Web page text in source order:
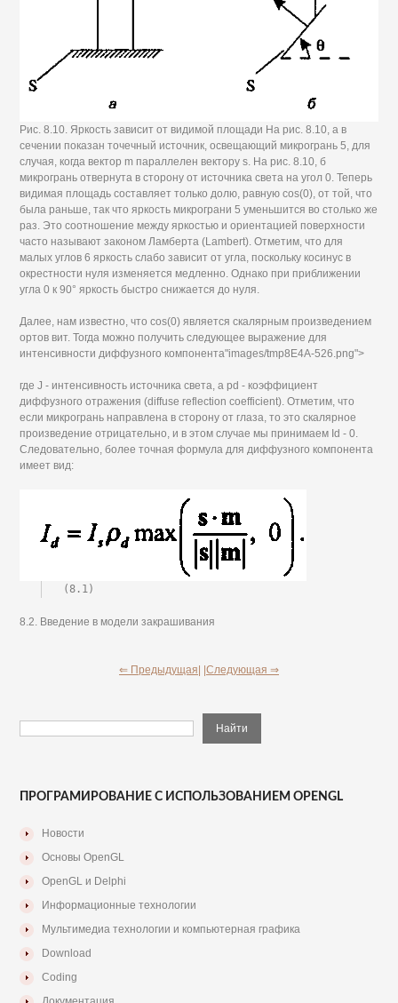
Рис. 8.10. Яркость зависит от видимой площади На рис. 8.10, а в
сечении показан точечный источник, освещающий микрогрань 5, для
случая, когда вектор m параллелен вектору s. На рис. 8.10, б
микрогрань отвернута в сторону от источника света на угол 0. Теперь
видимая площадь составляет только долю, равную cos(0), от той, что
была раньше, так что яркость микрограни 5 уменьшится во столько же
раз. Это соотношение между яркостью и ориентацией поверхности
часто называют законом Ламберта (Lambert). Отметим, что для
малых углов 6 яркость слабо зависит от угла, поскольку косинус в
окрестности нуля изменяется медленно. Однако при приближении
угла 0 к 90° яркость быстро снижается до нуля.
Далее, нам известно, что cos(0) является скалярным произведением
ортов вит. Тогда можно получить следующее выражение для
интенсивности диффузного компонента"images/tmp8E4A-526.png">
где J - интенсивность источника света, a pd - коэффициент
диффузного отражения (diffuse reflection coefficient). Отметим, что
если микрогрань направлена в сторону от глаза, то это скалярное
произведение отрицательно, и в этом случае мы принимаем Id - 0.
Следовательно, более точная формула для диффузного компонента
имеет вид:
(8.1)
8.2. Введение в модели закрашивания
⇐ Предыдущая| |Следующая ⇒
ПРОГРАМИРОВАНИЕ С ИСПОЛЬЗОВАНИЕМ OPENGL
Новости
Основы OpenGL
OpenGL и Delphi
Информационные технологии
Мультимедиа технологии и компьютерная графика
Download
Coding